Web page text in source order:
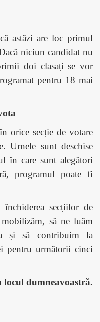
astăzi are loc primul
niciun candidat nu
doi clasați se vor
pentru 18 mai
orice secție de votare
Urnele sunt deschise
în care sunt alegători
programul poate fi
secțiilor de
să ne luăm
și să contribuim la
pentru următorii cinci
locul dumneavoastră.